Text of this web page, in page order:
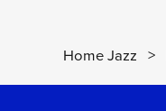
Home Jazz >